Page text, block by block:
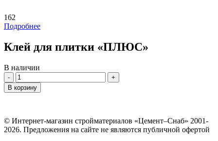
162
Подробнее
Клей для плитки «ПЛЮС»
В наличии
Количество
В корзину
© Интернет-магазин стройматериалов «Цемент–Снаб» 2001-
2026. Предложения на сайте не являются публичной офертой